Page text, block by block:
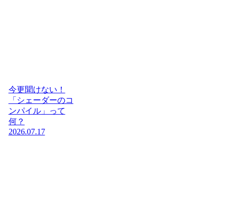
今更聞けない！
「シェーダーのコ
ンパイル」って
何？
2026.07.17